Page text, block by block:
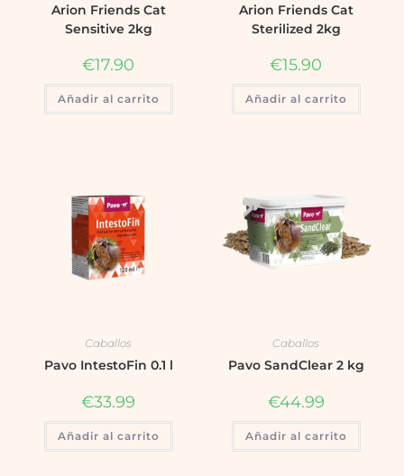
Arion Friends Cat
Sensitive 2kg
€17.90
Añadir al carrito
Arion Friends Cat
Sterilized 2kg
€15.90
Añadir al carrito
Caballos
Pavo IntestoFin 0.1 l
€33.99
Añadir al carrito
Caballos
Pavo SandClear 2 kg
€44.99
Añadir al carrito